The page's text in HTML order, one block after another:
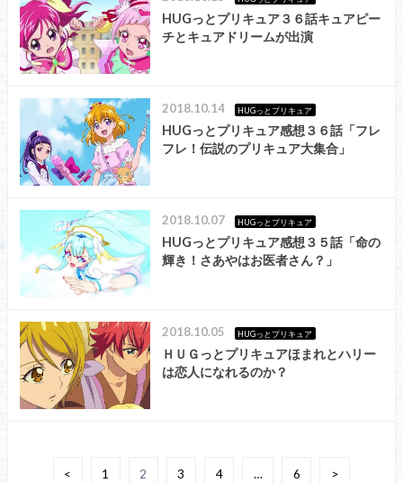
HUGっとプリキュア３６話キュアピー
チとキュアドリームが出演
2018.10.14 HUGっとプリキュア
HUGっとプリキュア感想３６話「フレ
フレ！伝説のプリキュア大集合」
2018.10.07 HUGっとプリキュア
HUGっとプリキュア感想３５話「命の
輝き！さあやはお医者さん？」
2018.10.05 HUGっとプリキュア
ＨＵＧっとプリキュアほまれとハリー
は恋人になれるのか？
< 1 2 3 4 … 6 >